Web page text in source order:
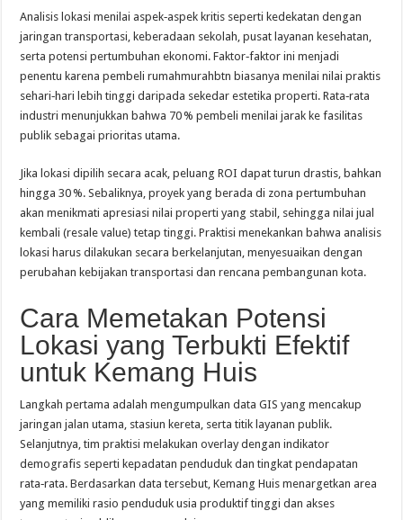
Analisis lokasi menilai aspek‑aspek kritis seperti kedekatan dengan
jaringan transportasi, keberadaan sekolah, pusat layanan kesehatan,
serta potensi pertumbuhan ekonomi. Faktor‑faktor ini menjadi
penentu karena pembeli rumahmurahbtn biasanya menilai nilai praktis
sehari‑hari lebih tinggi daripada sekedar estetika properti. Rata‑rata
industri menunjukkan bahwa 70 % pembeli menilai jarak ke fasilitas
publik sebagai prioritas utama.
Jika lokasi dipilih secara acak, peluang ROI dapat turun drastis, bahkan
hingga 30 %. Sebaliknya, proyek yang berada di zona pertumbuhan
akan menikmati apresiasi nilai properti yang stabil, sehingga nilai jual
kembali (resale value) tetap tinggi. Praktisi menekankan bahwa analisis
lokasi harus dilakukan secara berkelanjutan, menyesuaikan dengan
perubahan kebijakan transportasi dan rencana pembangunan kota.
Cara Memetakan Potensi
Lokasi yang Terbukti Efektif
untuk Kemang Huis
Langkah pertama adalah mengumpulkan data GIS yang mencakup
jaringan jalan utama, stasiun kereta, serta titik layanan publik.
Selanjutnya, tim praktisi melakukan overlay dengan indikator
demografis seperti kepadatan penduduk dan tingkat pendapatan
rata‑rata. Berdasarkan data tersebut, Kemang Huis menargetkan area
yang memiliki rasio penduduk usia produktif tinggi dan akses